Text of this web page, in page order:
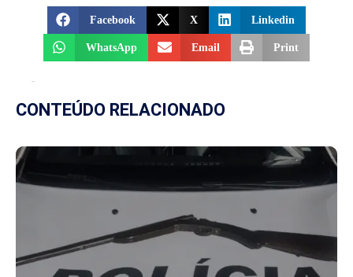
Facebook X Linkedin
WhatsApp Email Print
CONTEÚDO RELACIONADO